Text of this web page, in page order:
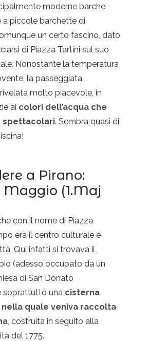
moderne barche
a piccole barchette di
un certo fascino, dato
di Piazza Tartini sul suo
Nonostante la temperatura
la passeggiata
molto piacevole, in
ai colori dell’acqua che
spettacolari. Sembra quasi di
a Pirano:
Maggio (1.Maj
con il nome di Piazza
era il centro culturale e
Qui infatti si trovava il
(adesso occupato da un
di San Donato
soprattutto una cisterna
quale veniva raccolta
, costruita in seguito alla
del 1775.